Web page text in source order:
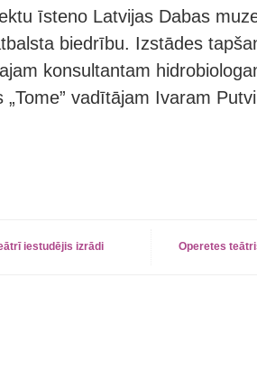
īsteno Latvijas Dabas
biedrību. Izstādes
konsultantam
„Tome” vadītājam Ivaram
iestudējis izrādi
Operetes